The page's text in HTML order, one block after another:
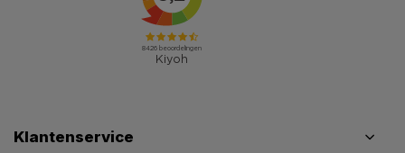
Klantenservice